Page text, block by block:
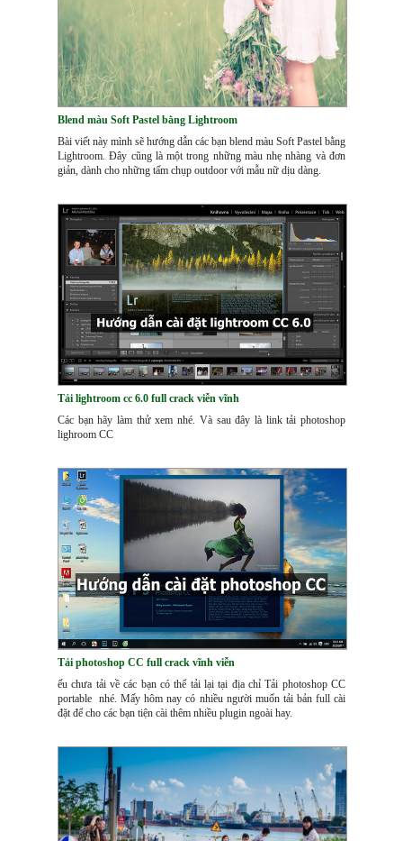
Blend màu Soft Pastel bằng Lightroom
Bài viết này mình sẽ hướng dẫn các bạn blend màu Soft Pastel bằng
Lightroom. Đây cũng là một trong những màu nhẹ nhàng và đơn
giản, dành cho những tấm chụp outdoor với mẫu nữ dịu dàng.
Tải lightroom cc 6.0 full crack viễn vĩnh
Các bạn hãy làm thử xem nhé. Và sau đây là link tải photoshop
lighroom CC
Tải photoshop CC full crack vĩnh viễn
ếu chưa tải về các bạn có thể tải lại tại địa chỉ Tải photoshop CC
portable nhé. Mấy hôm nay có nhiều người muốn tải bản full cài
đặt để cho các bạn tiện cài thêm nhiều plugin ngoài hay.